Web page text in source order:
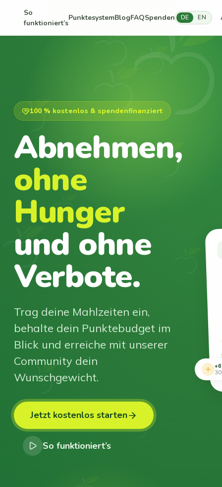
So
funktioniert’s
PunktesystemBlogFAQSpenden DE EN
100 % kostenlos & spendenfinanziert
Abnehmen,
ohne
Hunger
und ohne
Verbote.
Trag deine Mahlzeiten ein,
behalte dein Punktebudget im
Blick und erreiche mit unserer
Community dein
Wunschgewicht.
Jetzt kostenlos starten
So funktioniert’s